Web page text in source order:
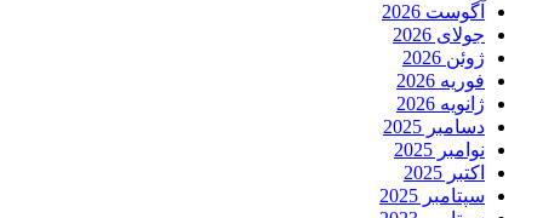
آگوست 2026
جولای 2026
ژوئن 2026
فوریه 2026
ژانویه 2026
دسامبر 2025
نوامبر 2025
اکتبر 2025
سپتامبر 2025